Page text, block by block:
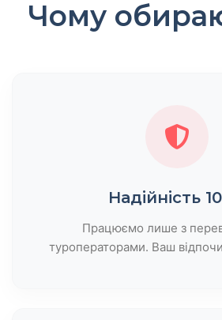
Чому
Надійність
Працюємо лише з
туроператорами. Ваш